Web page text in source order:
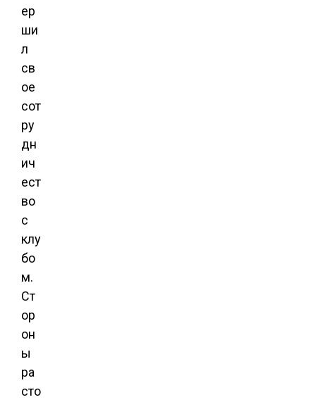
ер
ши
л
св
ое
сот
ру
дн
ич
ест
во
с
клу
бо
м.
Ст
ор
он
ы
ра
сто